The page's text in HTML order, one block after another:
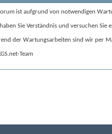
ist aufgrund von notwendigen
Sie Verständnis und versuchen Sie
der Wartungsarbeiten sind wir per
Team